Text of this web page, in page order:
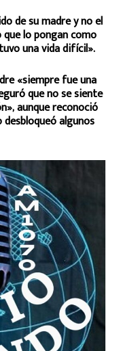
de su madre y no el
lo pongan como
una vida difícil».
«siempre fue una
que no se siente
aunque reconoció
algunos